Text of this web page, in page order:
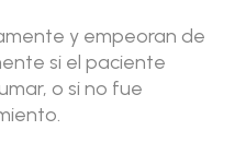
y empeoran de
si el paciente
o si no fue